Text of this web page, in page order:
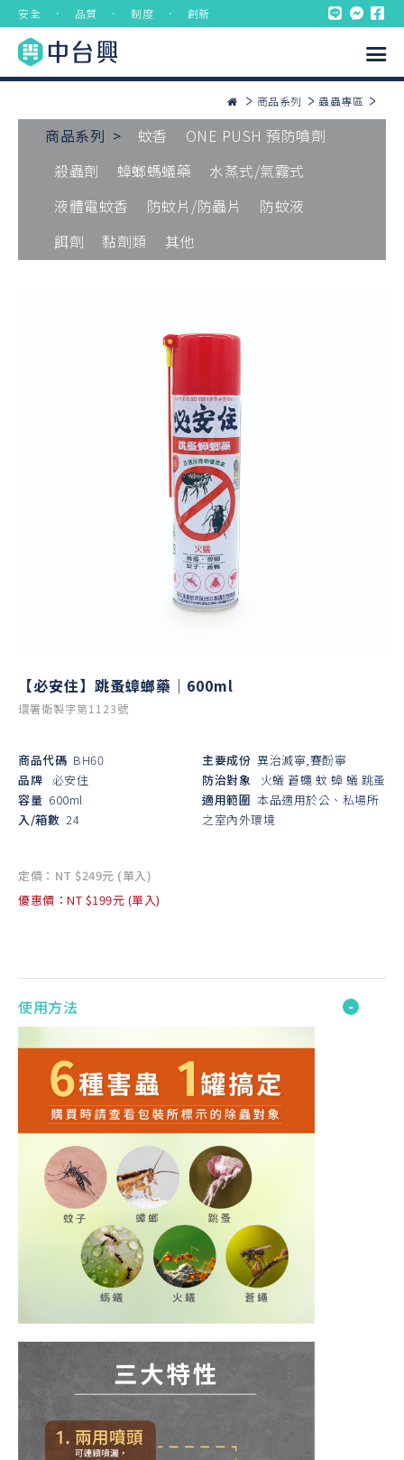
安全 ． 品質 ． 制度 ． 創新
商品系列 蟲蟲專區
商品系列 > 蚊香
ONE PUSH 預防噴劑
殺蟲劑
蟑螂螞蟻藥
水蒸式/氣霧式
液體電蚊香
防蚊片/防蟲片
防蚊液
餌劑
黏劑類 其他
【必安住】跳蚤蟑螂藥｜600ml
環署衛製字第1123號
商品代碼 BH60
品牌 必安住
容量 600ml
入/箱數 24
主要成份 異治滅寧,賽酚寧
防治對象
火蟻 蒼蠅 蚊 蟑 蟻 跳蚤
適用範圍 本品適用於公、私場所
之室內外環境
定價：NT $249元 (單入)
優惠價：NT $199元 (單入)
使用方法